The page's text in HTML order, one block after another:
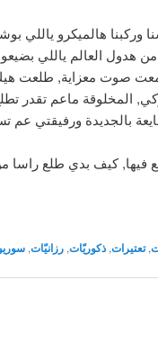
وركبنا هالميكرو ياللي
صوت معزاية, طلعت
المخلوقة ماعم تقدر
بالجديدة ورفيقتي عم
كيف بدي طلع راسا من
,تعتيرات,ذكوريّات, رزانيّات,